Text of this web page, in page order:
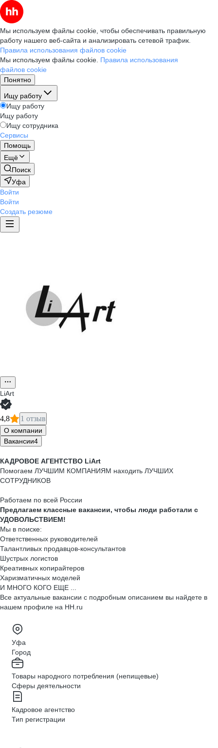
Мы используем файлы cookie, чтобы обеспечивать правильную
работу нашего веб-сайта и анализировать сетевой трафик.
Правила использования файлов cookie
Мы используем файлы cookie. Правила использования
файлов cookie
Понятно
Ищу работу
Ищу работу
Ищу работу
Ищу сотрудника
Сервисы
Помощь
Ещё
Поиск
Уфа
Войти
Войти
Создать резюме
LiArt
4,8 1 отзыв
О компании
Вакансии4
КАДРОВОЕ АГЕНТСТВО LiArt
Помогаем ЛУЧШИМ КОМПАНИЯМ находить ЛУЧШИХ
СОТРУДНИКОВ
Работаем по всей России
Предлагаем классные вакансии, чтобы люди работали с
УДОВОЛЬСТВИЕМ!
Мы в поиске:
Ответственных руководителей
Талантливых продавцов-консультантов
Шустрых логистов
Креативных копирайтеров
Харизматичных моделей
И МНОГО КОГО ЕЩЕ ...
Все актуальные вакансии с подробным описанием вы найдете в
нашем профиле на HH.ru
Уфа
Город
Товары народного потребления (непищевые)
Сферы деятельности
Кадровое агентство
Тип регистрации